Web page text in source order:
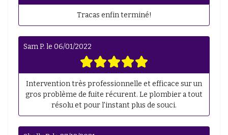
Tracas enfin terminé!
Sam P. le 06/01/2022
Intervention très professionnelle et efficace sur un
gros problème de fuite récurent. Le plombier a tout
résolu et pour l'instant plus de souci.